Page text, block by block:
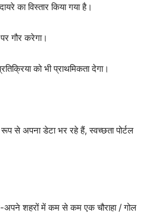
का विस्तार किया गया है।
गौर करेगा।
को भी प्राथमिकता देगा।
से अपना डेटा भर रहे हैं, स्वच्छता पोर्टल
अपने शहरों में कम से कम एक चौराहा / गोल